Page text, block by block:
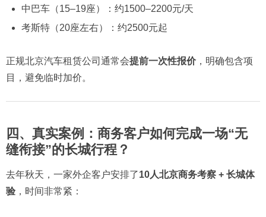
中巴车（15–19座）：约1500–2200元/天
考斯特（20座左右）：约2500元起
正规北京汽车租赁公司通常会提前一次性报价，明确包含项
目，避免临时加价。
四、真实案例：商务客户如何完成一场“无
缝衔接”的长城行程？
去年秋天，一家外企客户安排了10人北京商务考察 + 长城体
验 ，时间非常紧：